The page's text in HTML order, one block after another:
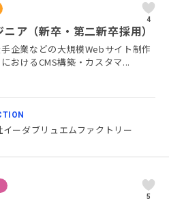
4
ア（新卒・第二新卒採用）
手企業などの大規模Webサイト制作
おけるCMS構築・カスタマ...
イーダブリュエムファクトリー
5